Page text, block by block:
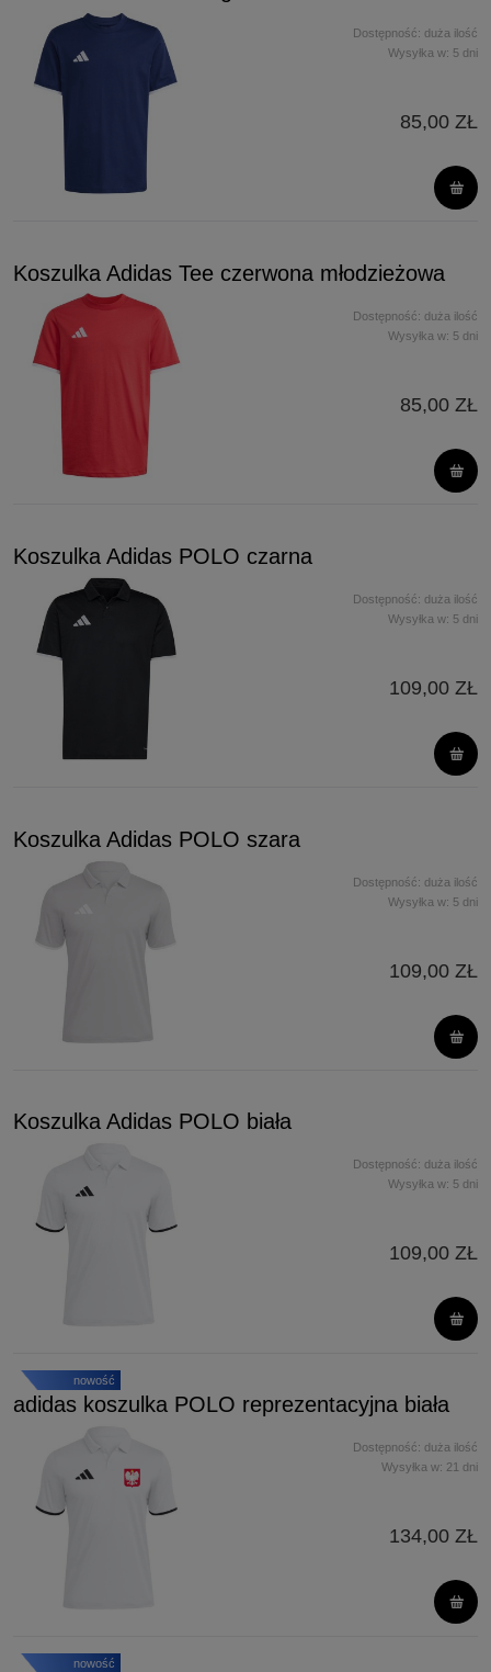
Dostępność: duża ilość
Wysyłka w: 5 dni
85,00 ZŁ
Koszulka Adidas Tee czerwona młodzieżowa
Dostępność: duża ilość
Wysyłka w: 5 dni
85,00 ZŁ
Koszulka Adidas POLO czarna
Dostępność: duża ilość
Wysyłka w: 5 dni
109,00 ZŁ
Koszulka Adidas POLO szara
Dostępność: duża ilość
Wysyłka w: 5 dni
109,00 ZŁ
Koszulka Adidas POLO biała
Dostępność: duża ilość
Wysyłka w: 5 dni
109,00 ZŁ
adidas koszulka POLO reprezentacyjna biała
Dostępność: duża ilość
Wysyłka w: 21 dni
134,00 ZŁ
nowość
nowość